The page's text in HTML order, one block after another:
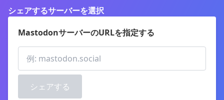
シェアするサーバーを選択
MastodonサーバーのURLを指定する
シェアする